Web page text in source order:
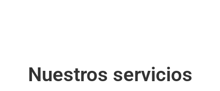
Nuestros servicios